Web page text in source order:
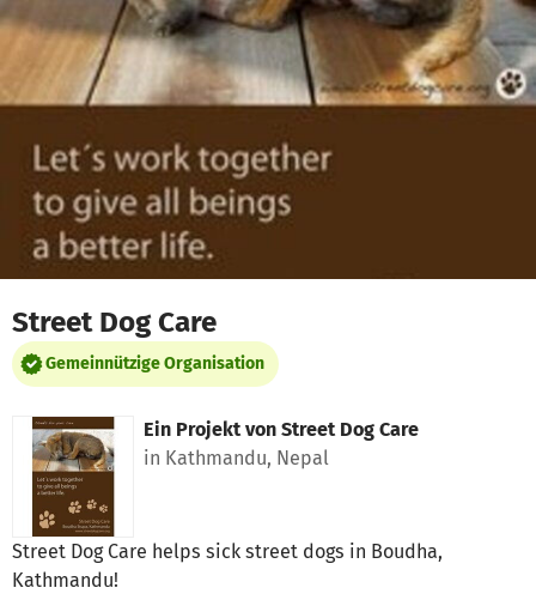
Zum Hauptinhalt springen
Erklärung zur Barrierefreiheit anzeigen
Street Dog Care
Gemeinnützige Organisation
Ein Projekt von Street Dog Care
in Kathmandu, Nepal
Street Dog Care helps sick street dogs in Boudha,
Kathmandu!